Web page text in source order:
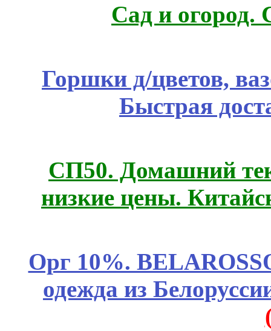
Сад и огород.
Горшки д/цветов,
Быстрая
СП50. Домашний
низкие цены.
Орг 10%.
одежда из